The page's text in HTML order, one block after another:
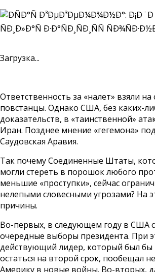
Загрузка...
Ответственность за «налет» взяли на
повстанцы. Однако США, без каких-
доказательств, в «таинственной»
Иран. Позднее мнение «гегемона»
Саудовская Аравия.
Так почему Соединенные Штаты,
могли стереть в порошок любого
меньшие «проступки», сейчас
нелепыми словесными угрозами? На
причины.
Во-первых, в следующем году в США
очередные выборы президента. При
действующий лидер, который был бы
остаться на второй срок, пообещал
Америку в новые войны. Во-вторых,